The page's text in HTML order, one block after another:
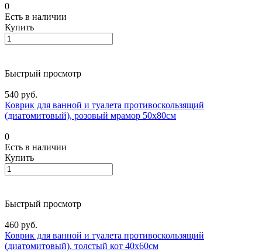
0
Есть в наличии
Купить
Быстрый просмотр
540 руб.
Коврик для ванной и туалета противоскользящий
(диатомитовый), розовый мрамор 50х80см
0
Есть в наличии
Купить
Быстрый просмотр
460 руб.
Коврик для ванной и туалета противоскользящий
(диатомитовый), толстый кот 40х60см